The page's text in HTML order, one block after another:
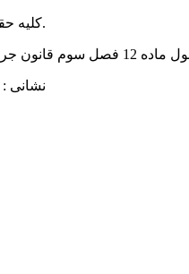
کلیه حقوق مادی ومعنوی متعلق به سی پنل می باشد.
نشانی :